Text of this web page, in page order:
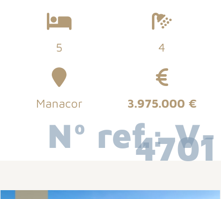
5 4
Manacor 3.975.000 €
Nº ref.: V-
4701